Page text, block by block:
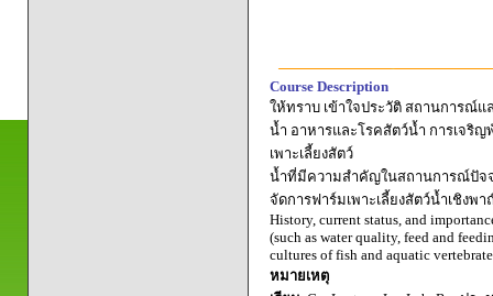
Course Description
ให้ทราบ เข้าใจประวัติ สถานการณ์
น้ำ อาหารและโรคสัตว์น้ำ การเจริญ
เพาะเลี้ยงสัตว์
น้ำที่มีความสำคัญในสถานการณ์ปัจจุ
จัดการฟาร์มเพาะเลี้ยงสัตว์น้ำเชิง
History, current status, and
(such as water quality, feed and
cultures of fish and aquatic
หมายเหตุ